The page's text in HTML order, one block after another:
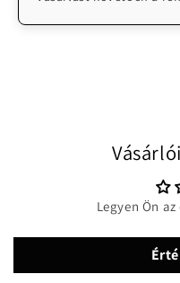
Legyen Ön